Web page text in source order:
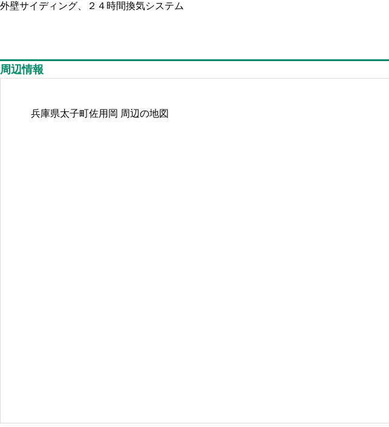
外壁サイディング、２４時間換気システム
周辺情報
兵庫県太子町佐用岡 周辺の地図